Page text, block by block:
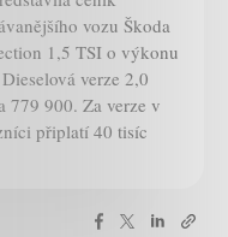
vozu Škoda
1,5 TSI o výkonu
verze 2,0
900. Za verze v
připlatí 40 tisíc